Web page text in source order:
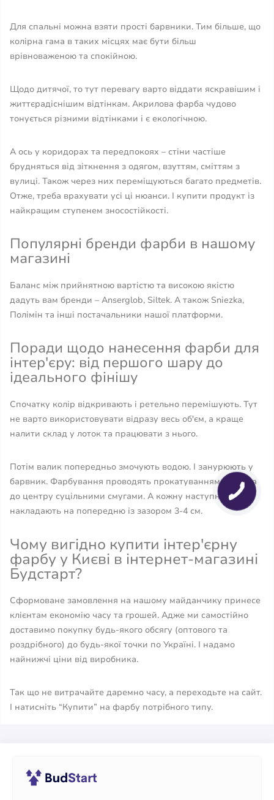
Для спальні можна взяти прості барвники. Тим більше, що
колірна гама в таких місцях має бути більш
врівноваженою та спокійною.
Щодо дитячої, то тут перевагу варто віддати яскравішим і
життєрадіснішим відтінкам. Акрилова фарба чудово
тонується різними відтінками і є екологічною.
А ось у коридорах та передпокоях – стіни частіше
брудняться від зіткнення з одягом, взуттям, сміттям з
вулиці. Також через них переміщуються багато предметів.
Отже, треба врахувати усі ці нюанси. І купити продукт із
найкращим ступенем зносостійкості.
Популярні бренди фарби в нашому
магазині
Баланс між прийнятною вартістю та високою якістю
дадуть вам бренди – Anserglob, Siltek. А також Sniezka,
Полімін та інші постачальники нашої платформи.
Поради щодо нанесення фарби для
інтер'єру: від першого шару до
ідеального фінішу
Спочатку колір відкривають і ретельно перемішують. Тут
не варто використовувати відразу весь об'єм, а краще
налити склад у лоток та працювати з нього.
Потім валик попередньо змочують водою. І занурюють у
барвник. Фарбування проводять прокатуванням від кута
до центру суцільними смугами. А кожну наступну –
накладають на попередню із зазором 3-4 см.
Чому вигідно купити інтер'єрну
фарбу у Києві в інтернет-магазині
Будстарт?
Сформоване замовлення на нашому майданчику принесе
клієнтам економію часу та грошей. Адже ми самостійно
доставимо покупку будь-якого обсягу (оптового та
роздрібного) до будь-якої точки по Україні. І надамо
найнижчі ціни від виробника.
Так що не витрачайте даремно часу, а переходьте на сайт.
І натисніть “Купити” на фарбу потрібного типу.